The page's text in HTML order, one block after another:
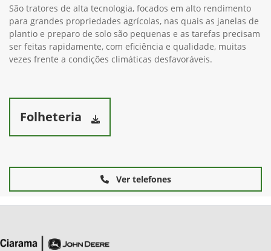
São tratores de alta tecnologia, focados em alto rendimento
para grandes propriedades agrícolas, nas quais as janelas de
plantio e preparo de solo são pequenas e as tarefas precisam
ser feitas rapidamente, com eficiência e qualidade, muitas
vezes frente a condições climáticas desfavoráveis.
Folheteria
Ver telefones